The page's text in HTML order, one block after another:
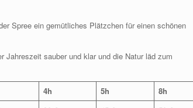
Spree ein gemütliches Plätzchen für einen schönen
Jahreszeit sauber und klar und die Natur läd zum
4h 5h
8h